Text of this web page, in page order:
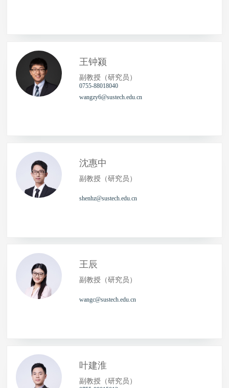
王钟颍
副教授（研究员）
0755-88018040
wangzy6@sustech.edu.cn
沈惠中
副教授（研究员）
shenhz@sustech.edu.cn
王辰
副教授（研究员）
wangc@sustech.edu.cn
叶建淮
副教授（研究员）